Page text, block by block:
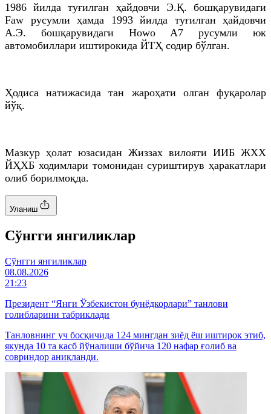
1986 йилда туғилган ҳайдовчи Э.Қ. бошқарувидаги
Faw русумли ҳамда 1993 йилда туғилган ҳайдовчи
А.Э. бошқарувидаги Howо А7 русумли юк
автомобиллари иштирокида ЙТҲ содир бўлган.
Ҳодиса натижасида тан жароҳати олган фуқаролар
йўқ.
Мазкур ҳолат юзасидан Жиззах вилояти ИИБ ЖХХ
ЙҲХБ ходимлари томонидан суриштирув ҳаракатлари
олиб борилмоқда.
Уланиш
Cўнгги янгиликлар
Cўнгги янгиликлар
08.08.2026
21:23
Президент “Янги Ўзбекистон бунёдкорлари” танлови
ғолибларини табриклади
Танловнинг уч босқичида 124 мингдан зиёд ёш иштирок этиб,
якунда 10 та касб йўналиши бўйича 120 нафар ғолиб ва
совриндор аниқланди.